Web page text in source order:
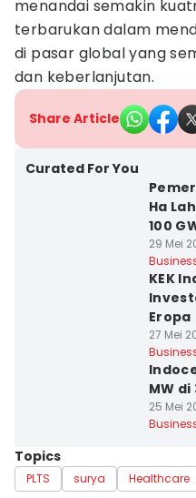
menandai semakin
terbarukan dalam
di pasar global yang
dan keberlanjutan.
Share Article
Curated For You
Ha
100
29 Mei
KEK
Eropa
27 Mei
MW
25 Mei
Topics
PLTS surya Healthcare